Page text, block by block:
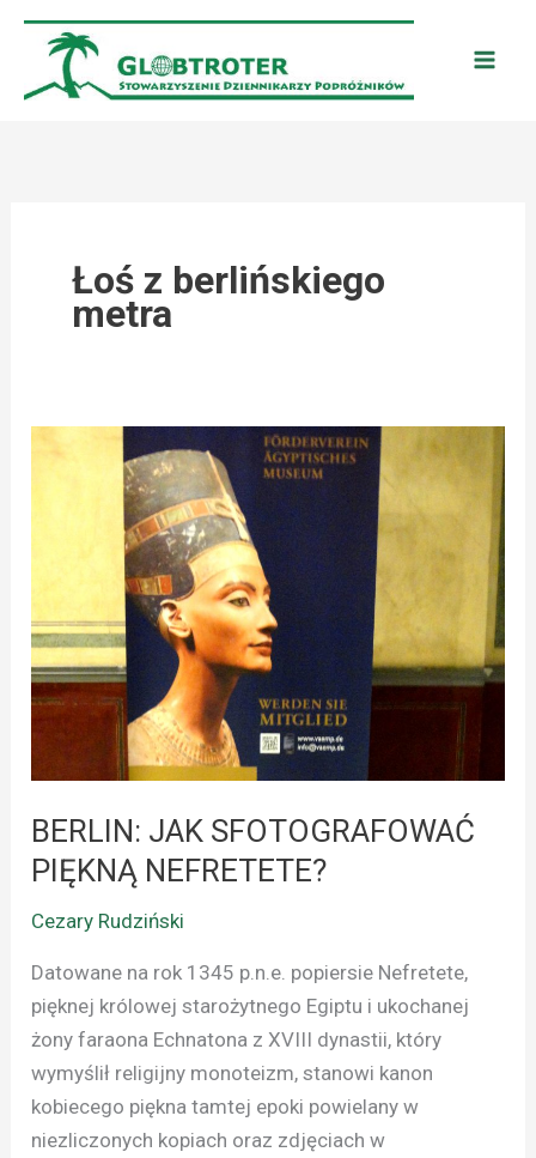
Przejdź
treści
Łoś z berlińskiego
metra
BERLIN: JAK SFOTOGRAFOWAĆ
PIĘKNĄ NEFRETETE?
Cezary Rudziński
Datowane na rok 1345 p.n.e. popiersie Nefretete,
pięknej królowej starożytnego Egiptu i ukochanej
żony faraona Echnatona z XVIII dynastii, który
wymyślił religijny monoteizm, stanowi kanon
kobiecego piękna tamtej epoki powielany w
niezliczonych kopiach oraz zdjęciach w
BERLIN:
SFOTOGRAFOWAĆ
NEFRETETE?